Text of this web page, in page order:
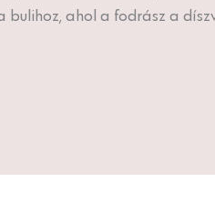
bulihoz, ahol a fodrász a